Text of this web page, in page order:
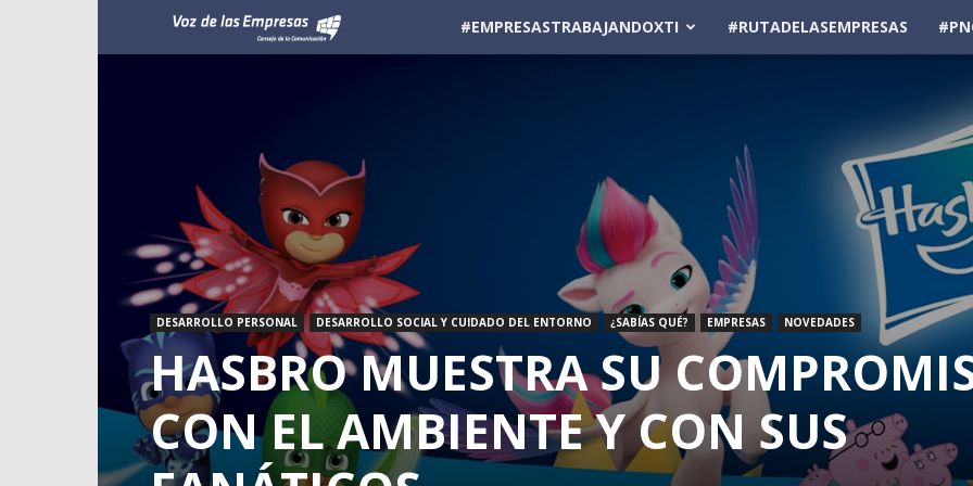
Empresas
#EMPRESASTRABAJANDOXTI #RUTADELASEMPRESAS
DESARROLLO PERSONAL DESARROLLO SOCIAL Y CUIDADO DEL ENTORNO ¿SABÍAS QUÉ? EMPRESAS NOVEDADES
HASBRO MUESTRA SU
CON EL AMBIENTE Y CON SUS